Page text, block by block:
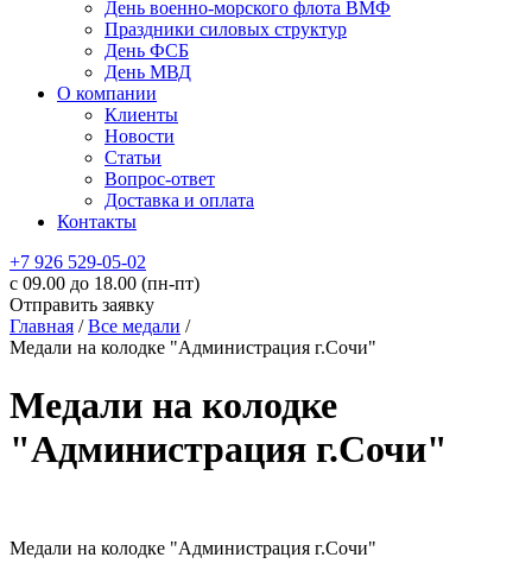
День военно-морского флота ВМФ
Праздники силовых структур
День ФСБ
День МВД
О компании
Клиенты
Новости
Статьи
Вопрос-ответ
Доставка и оплата
Контакты
+7 926 529-05-02
c 09.00 до 18.00 (пн-пт)
Отправить заявку
Главная /Все медали /
Медали на колодке "Администрация г.Сочи"
Медали на колодке
"Администрация г.Сочи"
Медали на колодке "Администрация г.Сочи"